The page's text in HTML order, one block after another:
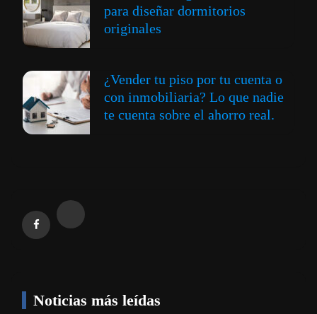
para diseñar dormitorios
originales
¿Vender tu piso por tu cuenta o
con inmobiliaria? Lo que nadie
te cuenta sobre el ahorro real.
Noticias más leídas